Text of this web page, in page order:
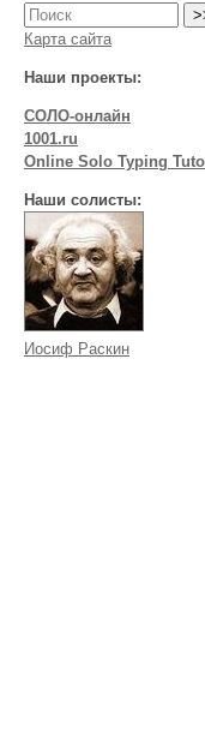
Карта сайта
Наши проекты:
СОЛО-онлайн
1001.ru
Online Solo Typing
Наши солисты:
Иосиф Раскин